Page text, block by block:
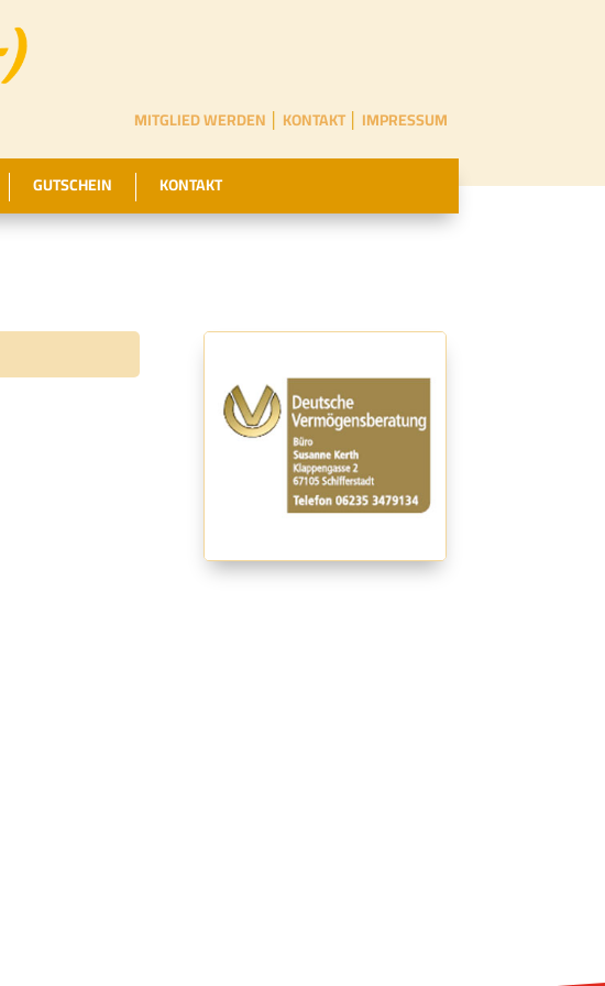
MITGLIED WERDEN │ KONTAKT │ IMPRESSUM
GUTSCHEIN KONTAKT